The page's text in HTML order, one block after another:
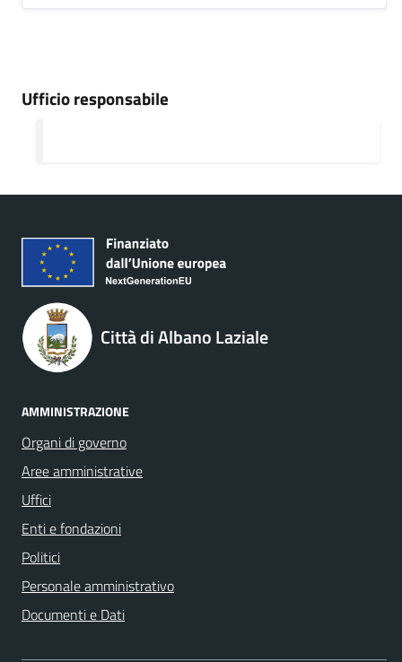
Ufficio responsabile
Città di Albano Laziale
AMMINISTRAZIONE
Organi di governo
Aree amministrative
Uffici
Enti e fondazioni
Politici
Personale amministrativo
Documenti e Dati